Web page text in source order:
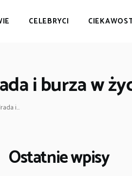
CELEBRYCI
i burza w
i...
Ostatnie wpisy